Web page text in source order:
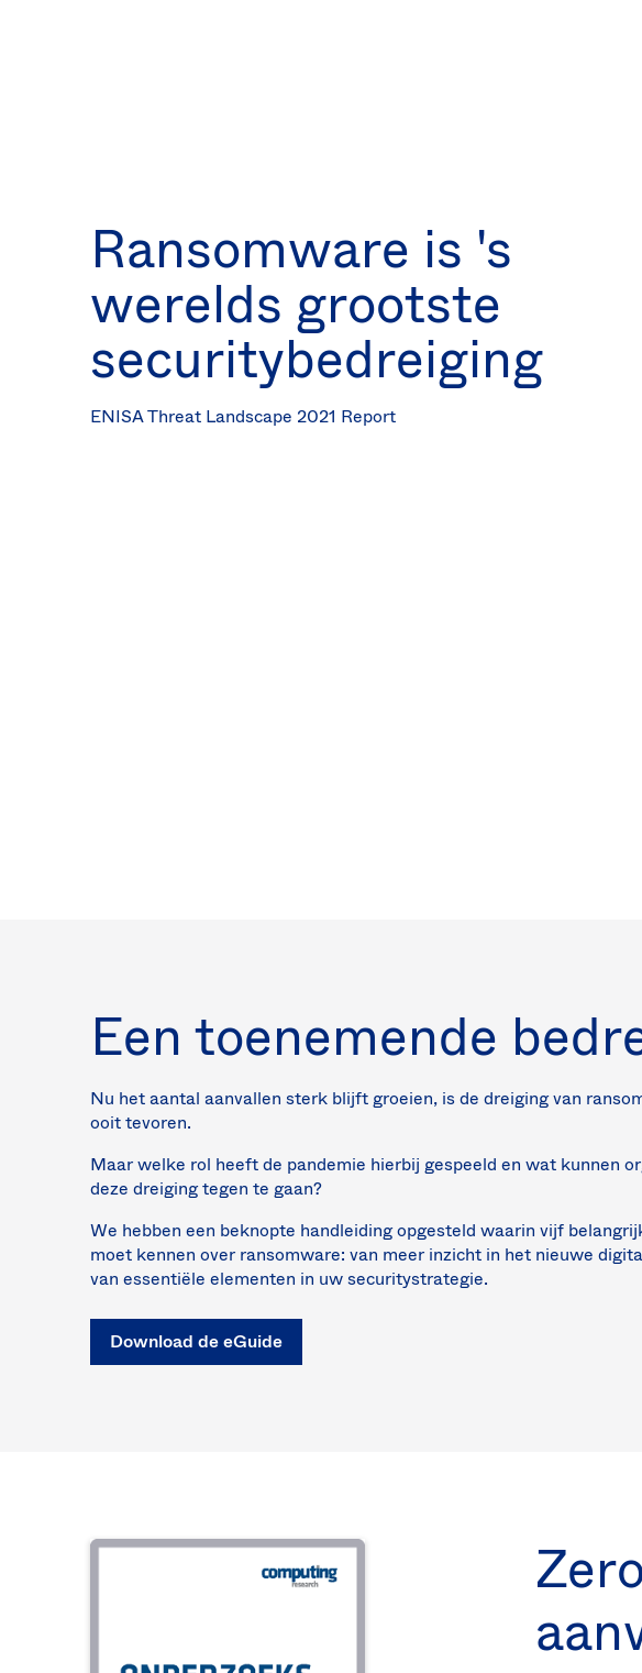
Ransomware is 's
werelds grootste
securitybedreiging
ENISA Threat Landscape 2021 Report
Een toenemende
Nu het aantal aanvallen sterk blijft groeien, is de dreiging van
ooit tevoren.
Maar welke rol heeft de pandemie hierbij gespeeld en wat kunnen
deze dreiging tegen te gaan?
We hebben een beknopte handleiding opgesteld waarin vijf
moet kennen over ransomware: van meer inzicht in het nieuwe
van essentiële elementen in uw securitystrategie.
Download de eGuide